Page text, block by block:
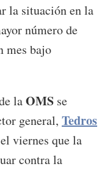
la situación en la
número de
mes bajo
laOMS se
general, Tedros
viernes que la
contra la